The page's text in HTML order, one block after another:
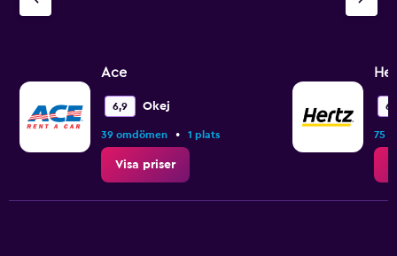
Ace
6,9 Okej
39 omdömen • 1 plats
Visa priser
75